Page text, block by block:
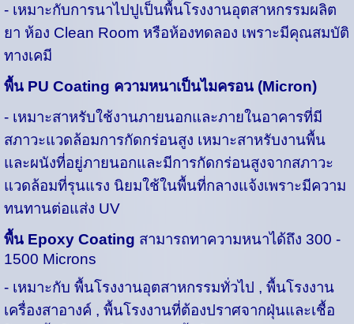
- เหมาะกับการนาไปปูเป็นพื้นโรงงานอุตสาหกรรมผลิต
ยา ห้อง Clean Room หรือห้องทดลอง เพราะมีคุณสมบัติ
ทางเคมี
พื้น PU Coating ความหนาเป็นไมครอน (Micron)
- เหมาะสาหรับใช้งานภายนอกและภายในอาคารที่มี
สภาวะแวดล้อมการกัดกร่อนสูง เหมาะสาหรับงานพื้น
และผนังที่อยู่ภายนอกและมีการกัดกร่อนสูงจากสภาวะ
แวดล้อมที่รุนแรง นิยมใช้ในพื้นที่กลางแจ้งเพราะมีความ
ทนทานต่อแส่ง UV
พื้น Epoxy Coating สามารถทาความหนาได้ถึง 300 -
1500 Microns
- เหมาะกับ พื้นโรงงานอุตสาหกรรมทั่วไป , พื้นโรงงาน
เครื่องสาอางค์ , พื้นโรงงานที่ต้องปราศจากฝุ่นและเชื้อ